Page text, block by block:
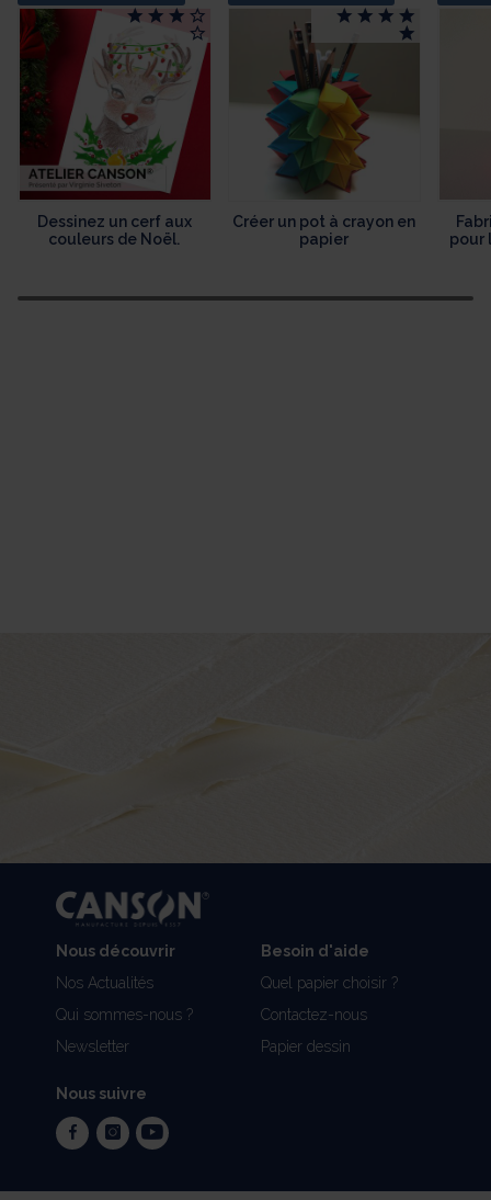
Dessinez un cerf aux
couleurs de Noël.
Créer un pot à crayon en
papier
pour
Nous découvrir
Nos Actualités
Qui sommes-nous ?
Newsletter
Besoin d'aide
Quel papier choisir ?
Contactez-nous
Papier dessin
Nous suivre
facebookinstagram
youtube